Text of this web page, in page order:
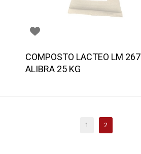
COMPOSTO LACTEO LM 267
ALIBRA 25 KG
1 2